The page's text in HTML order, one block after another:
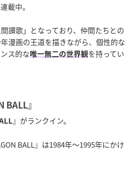
載中。
讃歌」となっており、仲間たちとの
漫画の王道を描きながら、個性的な
ス的な 唯一無二の世界観を持ってい
BALL』
』がランクイン。
BALL』は1984年〜1995年にかけ